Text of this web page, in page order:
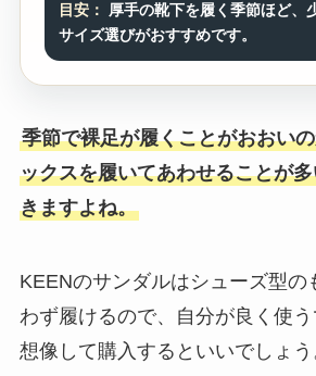
目安：
厚手の靴下を履く季節ほど、
サイズ選びがおすすめです。
季節で裸足が履くことがおおい
ックスを履いてあわせることが
きますよね。
KEENのサンダルはシューズ型の
わず履けるので、自分が良く使
想像して購入するといいでしょう